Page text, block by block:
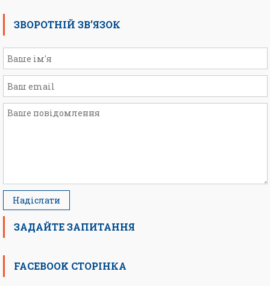
ЗВОРОТНІЙ ЗВ’ЯЗОК
ЗАДАЙТЕ ЗАПИТАННЯ
FACEBOOK СТОРІНКА